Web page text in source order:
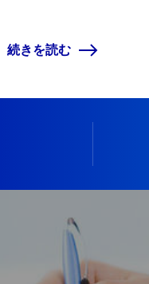
続きを読む